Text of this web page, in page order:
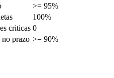
>= 95%
100%
criticas 0
no prazo >= 90%